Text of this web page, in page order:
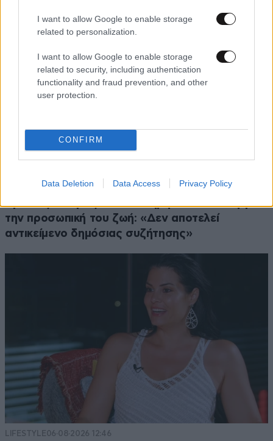
I want to allow Google to enable storage
related to personalization.
I want to allow Google to enable storage
related to security, including authentication
functionality and fraud prevention, and other
user protection.
CONFIRM
Data Deletion Data Access Privacy Policy
LIFESTYLE06·08·2026 18:51
Χρίστος Κούγιας – Η αυστηρή ανακοίνωση για
την προσωπική του ζωή: «Δεν αποτελεί
αντικείμενο δημόσιας συζήτησης»
LIFESTYLE06·08·2026 12:46